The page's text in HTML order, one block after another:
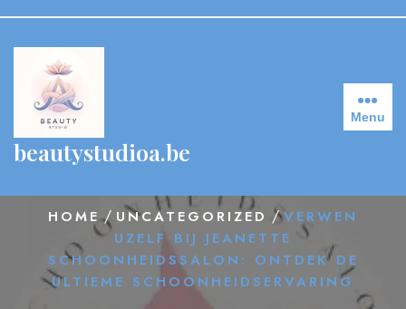
content
beautystudioa.be
Menu
HOME / UNCATEGORIZED /VERWEN
UZELF BIJ JEANETTE
SCHOONHEIDSSALON: ONTDEK DE
ULTIEME SCHOONHEIDSERVARING